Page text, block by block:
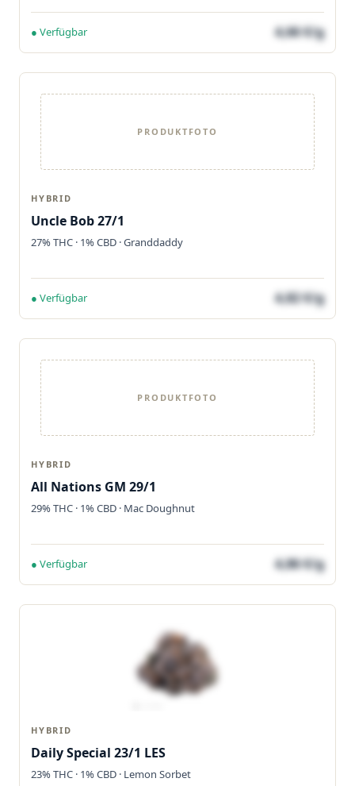
● Verfügbar 4,66 €/g
PRODUKTFOTO
HYBRID
Uncle Bob 27/1
27% THC · 1% CBD · Granddaddy
● Verfügbar 4,82 €/g
PRODUKTFOTO
HYBRID
All Nations GM 29/1
29% THC · 1% CBD · Mac Doughnut
● Verfügbar 4,86 €/g
HYBRID
Daily Special 23/1 LES
23% THC · 1% CBD · Lemon Sorbet